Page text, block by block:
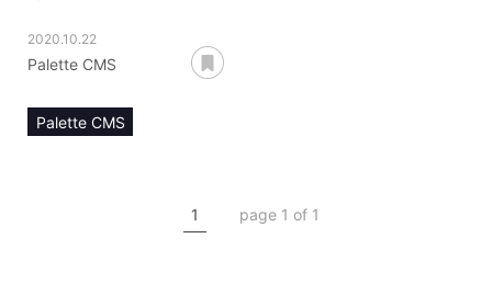
2020.10.22
Palette CMS
Palette CMS
コンテンツタイプ【user】
1 page 1 of 1